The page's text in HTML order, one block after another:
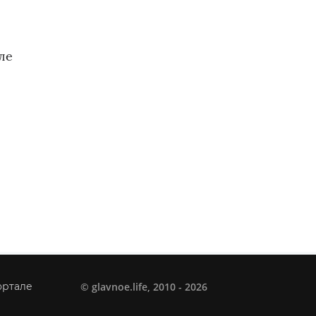
© glavnoe.life , 2010 - 2026